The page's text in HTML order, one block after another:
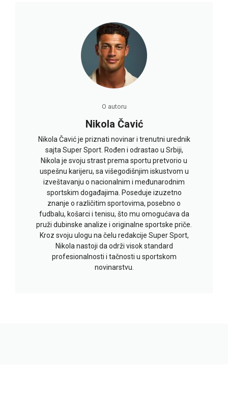
O autoru
Nikola Čavić
Nikola Čavić je priznati novinar i trenutni urednik
sajta Super Sport. Rođen i odrastao u Srbiji,
Nikola je svoju strast prema sportu pretvorio u
uspešnu karijeru, sa višegodišnjim iskustvom u
izveštavanju o nacionalnim i međunarodnim
sportskim događajima. Poseduje izuzetno
znanje o različitim sportovima, posebno o
fudbalu, košarci i tenisu, što mu omogućava da
pruži dubinske analize i originalne sportske priče.
Kroz svoju ulogu na čelu redakcije Super Sport,
Nikola nastoji da održi visok standard
profesionalnosti i tačnosti u sportskom
novinarstvu.